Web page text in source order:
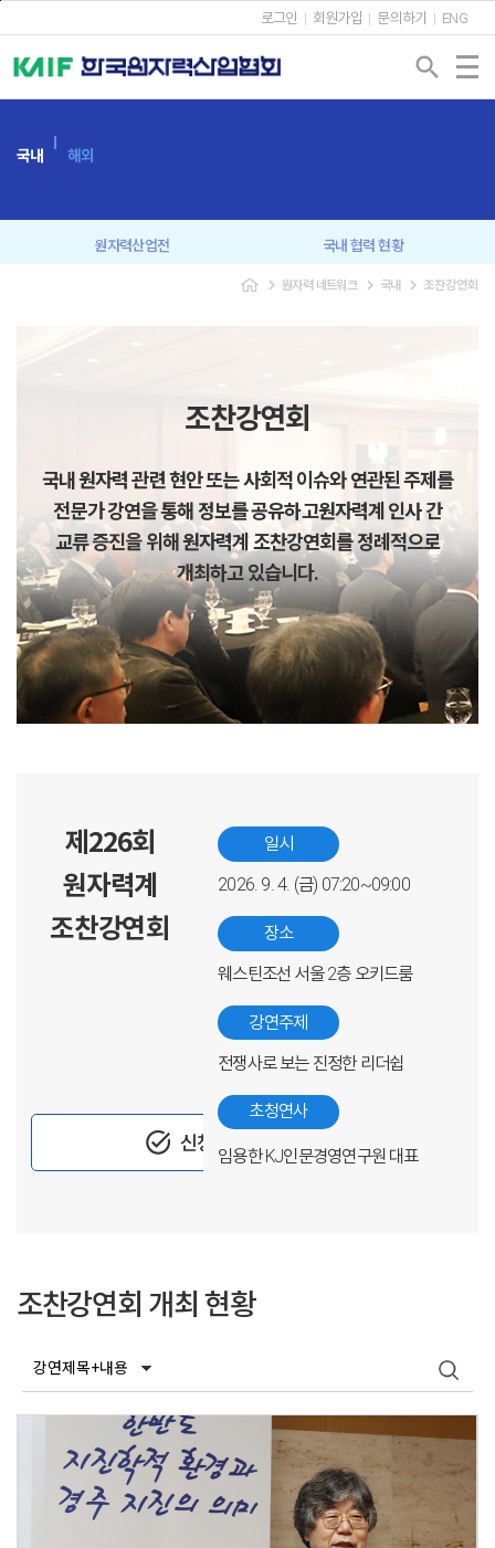
로그인 회원가입 문의하기 ENG
search
국내 해외
원자력산업전 국내 협력 현황
navigate_next 원자력 네트워크 navigate_next 국내 navigate_next 조찬강연회
조찬강연회
국내 원자력 관련 현안 또는 사회적 이슈와 연관된 주제를
전문가 강연을 통해 정보를 공유하고원자력계 인사 간
교류 증진을 위해 원자력계 조찬강연회를 정례적으로
개최하고 있습니다.
제226회
원자력계
조찬강연회
task_alt 신청하기
일시
2026. 9. 4. (금) 07:20~09:00
장소
웨스틴조선 서울 2층 오키드룸
강연주제
전쟁사로 보는 진정한 리더쉽
초청연사
임용한 KJ인문경영연구원 대표
조찬강연회 개최 현황